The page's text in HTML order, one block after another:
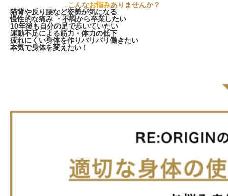
こんなお悩みありませんか？
猫背や反り腰など姿勢が気になる
慢性的な痛み ・不調から卒業したい
10年後も自分の足で歩いていたい
運動不足による筋力・体力の低下
疲れにくい身体を作りバリバリ働きたい
本気で身体を変えたい！